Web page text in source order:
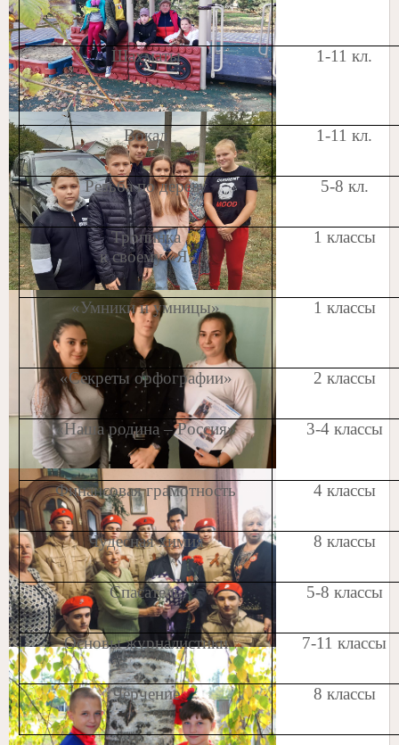
Шахматы 1-11 кл.
Вокал 1-11 кл.
Резьба по дереву 5-8 кл.
Тропинка
к своему «Я»
1 классы
«Умники и умницы» 1 классы
«Секреты орфографии» 2 классы
«Наша родина – Россия» 3-4 классы
Финансовая грамотность 4 классы
Чудесная химия 8 классы
Спасатель 5-8 классы
Основы журналистики 7-11 классы
Черчение 8 классы